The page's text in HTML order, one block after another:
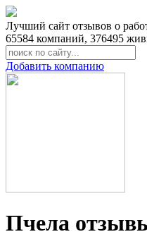
Лучший сайт отзывов о
65584 компаний, 376495
Добавить компанию
Пчела